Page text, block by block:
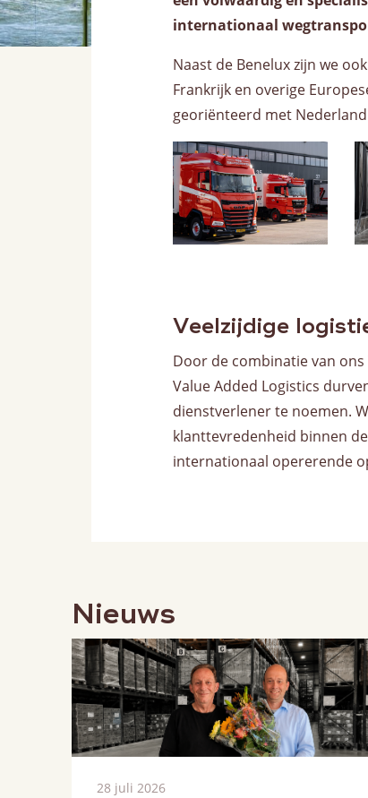
internationaal
Naast de Benelux zijn we
Frankrijk en overige
georiënteerd met
Veelzijdige
Door de combinatie van
Value Added Logistics
dienstverlener te noemen.
klanttevredenheid binnen
internationaal opererende
Nieuws
28 juli 2026